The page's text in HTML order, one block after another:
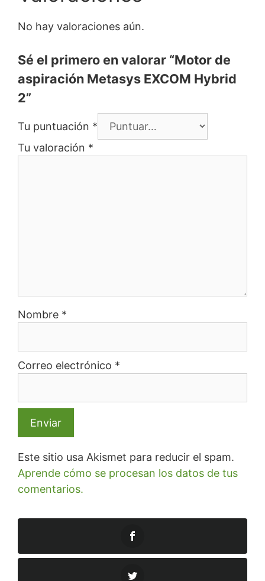
No hay valoraciones aún.
Sé el primero en valorar “Motor de
aspiración Metasys EXCOM Hybrid
2”
Tu puntuación *
Tu valoración *
Nombre *
Correo electrónico *
Este sitio usa Akismet para reducir el spam.
Aprende cómo se procesan los datos de tus
comentarios.